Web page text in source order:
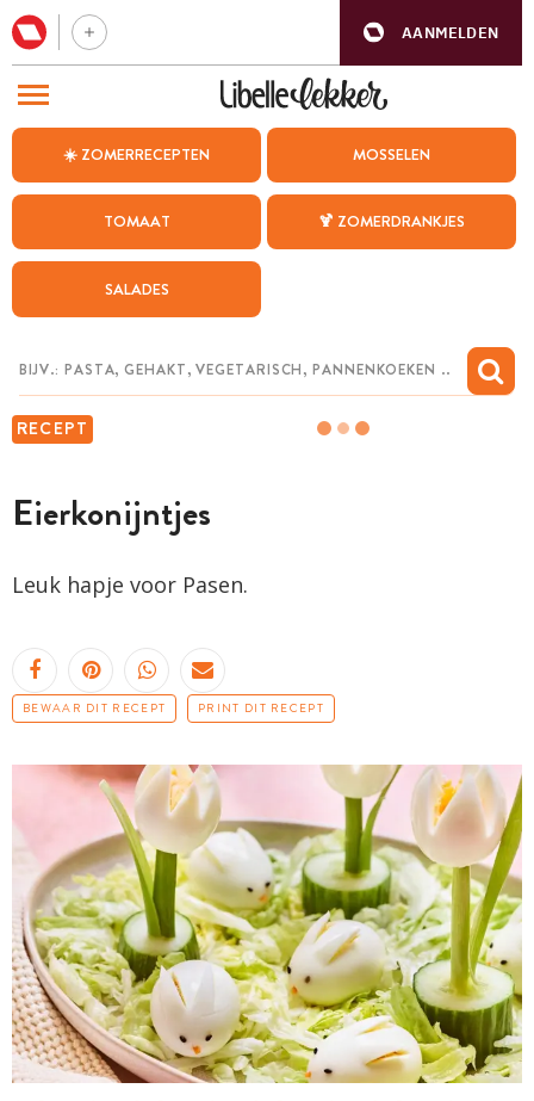
AANMELDEN
☀️ ZOMERRECEPTEN MOSSELEN
TOMAAT 🍹 ZOMERDRANKJES
SALADES
RECEPT
Eierkonijntjes
Leuk hapje voor Pasen.
BEWAAR DIT RECEPT PRINT DIT RECEPT
BEZOEK ONZE ANDERE WEBSITES
WEEKMENU
CHAT MET MAIA
MIJN BEWAARDE RECEPTEN